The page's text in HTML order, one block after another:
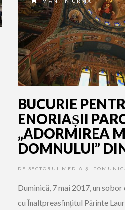
BUCURIE
ENORIAȘII
„ADORMIREA
DOMNULUI”
DE SECTORUL MEDIA ȘI
Duminică, 7 mai 2017, un
cu Înaltpreasfințitul Părinte